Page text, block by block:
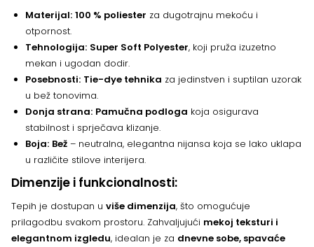
Materijal: 100 % poliester za dugotrajnu mekoću i
otpornost.
Tehnologija: Super Soft Polyester, koji pruža izuzetno
mekan i ugodan dodir.
Posebnosti: Tie-dye tehnika za jedinstven i suptilan uzorak
u bež tonovima.
Donja strana: Pamučna podloga koja osigurava
stabilnost i sprječava klizanje.
Boja: Bež – neutralna, elegantna nijansa koja se lako uklapa
u različite stilove interijera.
Dimenzije i funkcionalnosti:
Tepih je dostupan u više dimenzija, što omogućuje
prilagodbu svakom prostoru. Zahvaljujući mekoj teksturi i
elegantnom izgledu, idealan je za dnevne sobe, spavaće